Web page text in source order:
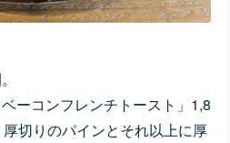
ーコンフレンチトースト」1,8
切りのパインとそれ以上に厚